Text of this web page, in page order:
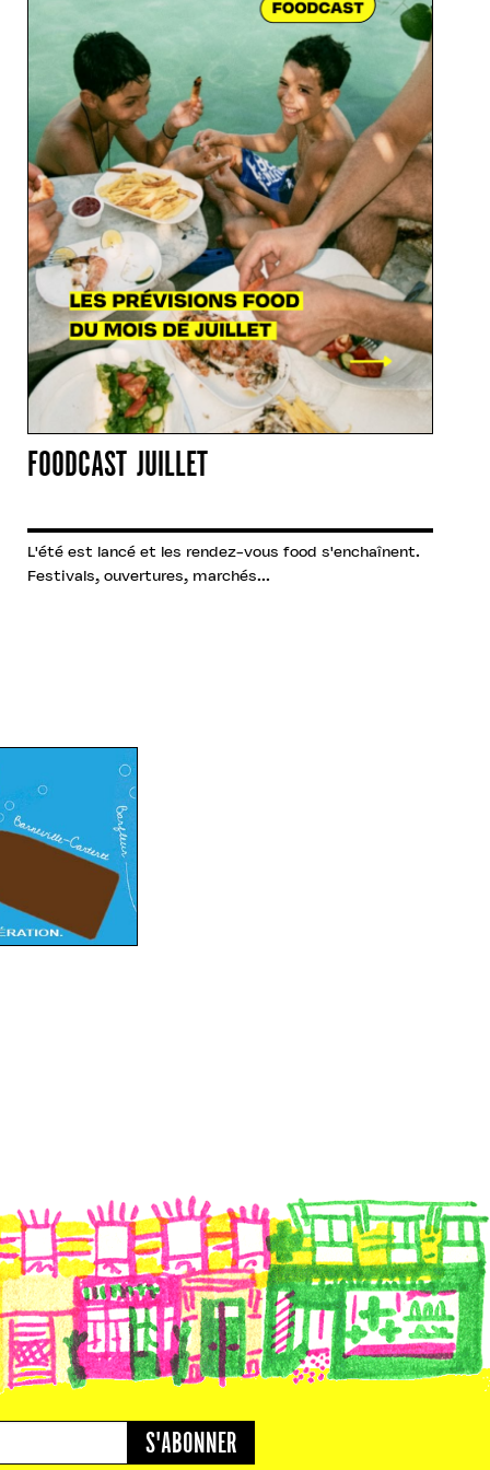
FOODCAST JUILLET
L'été est lancé et les rendez-vous food s'enchaînent.
Festivals, ouvertures, marchés...
S'ABONNER